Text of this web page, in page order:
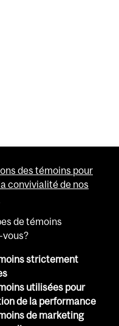
des témoins pour
convivialité de nos
de témoins
strictement
utilisées pour
de la performance
de marketing